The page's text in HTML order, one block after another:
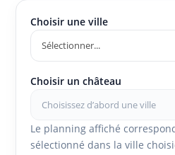
Choisir une ville
Choisir un château
Le planning affiché
sélectionné dans la ville